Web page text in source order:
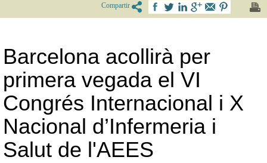
Compartir
Barcelona acollirà per
primera vegada el VI
Congrés Internacional i X
Nacional d’Infermeria i
Salut de l'AEES